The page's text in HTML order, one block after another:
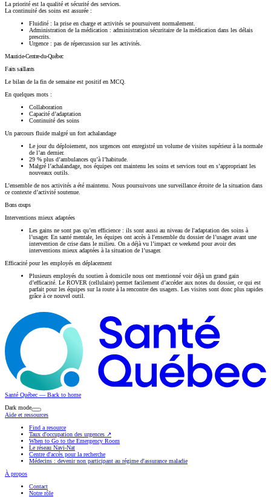
La priorité est la qualité et sécurité des services.
La continuité des soins est assurée :
Fluidité : la prise en charge et activités se poursuivent normalement.
Administration de la médication : administration sécuritaire de la médication dans les délais
prescrits.
Urgence : pas de répercussion sur les activités.
Mauricie-Centre-du-Québec
Faits saillants
Le bilan de la fin de semaine est positif en MCQ.
En quelques mots :
Collaboration
Capacité d’adaptation
Continuité des soins
Un parcours fluide malgré un fort achalandage
Le jour du déploiement, nos urgences ont enregistré un volume de visites supérieur à la normale
de l’an dernier.
29 % plus d’ambulances qu’à l’habitude.
Malgré l’achalandage, nos équipes ont maintenu les soins et services tout en s’appropriant les
nouveaux outils.
L’ensemble de nos activités a été maintenu. Nous poursuivons une surveillance étroite de la situation dans
ce contexte d’activité soutenue.
Bons coups
Interventions mieux adaptées
Les gains ne sont pas qu’en efficience : ils sont aussi au niveau de l'adaptation des soins à
l’usager. En santé mentale, les équipes ont accès à l'ensemble du dossier de l’usager avant une
intervention de crise dans le milieu. On a déjà vu l’impact ce weekend pour avoir des
interventions mieux adaptées à la situation de l’usager.
Efficacité pour les employés en déplacement
Plusieurs employés du soutien à domicile nous ont mentionné voir déjà un grand gain
d’efficacité. Le ROVER (cellulaire) permet facilement d’accéder aux notes du dossier, ce qui est
parfait pour les équipes sur la route à la rencontre des usagers. Les visites sont donc plus rapides
grâce à ce nouvel outil.
Santé Québec — Back to home
Dark mode
Aide et ressources
Find a resource
Taux d'occupation des urgences ↗
When to Go to the Emergency Room
Le réseau Navi-Nat
Centre d'accès pour la recherche
Médecins : devenir non participant au régime d'assurance maladie
À propos
Contact
Notre rôle